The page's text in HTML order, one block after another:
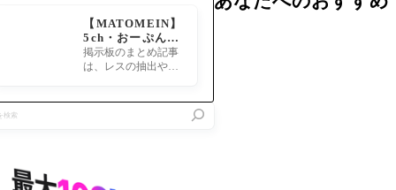
【MATOMEIN】
5ch・おーぷん2
ちゃん・したら
ば・ガルちゃん・
掲示板のまとめ記事
は、レスの抽出や整